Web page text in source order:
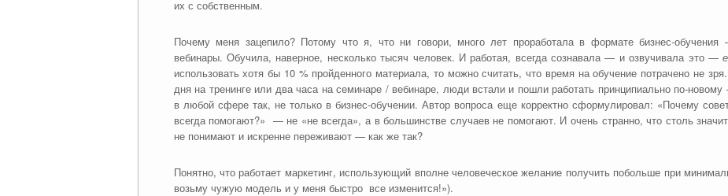
их с собственным.
Почему меня зацепило? Потому что я, что ни говори, много лет проработала в формате бизнес-обучения
вебинары. Обучила, наверное, несколько тысяч человек. И работая, всегда сознавала — и озвучивала это —
использовать хотя бы 10 % пройденного материала, то можно считать, что время на обучение потрачено не
дня на тренинге или два часа на семинаре / вебинаре, люди встали и пошли работать принципиально по-
в любой сфере так, не только в бизнес-обучении. Автор вопроса еще корректно сформулировал: «Почему
всегда помогают?» — не «не всегда», а в большинстве случаев не помогают. И очень странно, что столь
не понимают и искренне переживают — как же так?
Понятно, что работает маркетинг, использующий вполне человеческое желание получить побольше при
возьму чужую модель и у меня быстро все изменится!»).